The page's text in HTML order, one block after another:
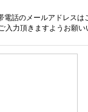
話のメールアドレスは
入力頂きますようお願い